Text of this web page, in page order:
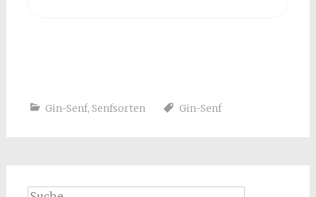
Gin-Senf, Senfsorten Gin-Senf